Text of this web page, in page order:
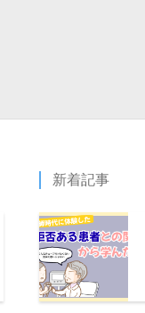
新着記事